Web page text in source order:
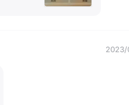
2023/